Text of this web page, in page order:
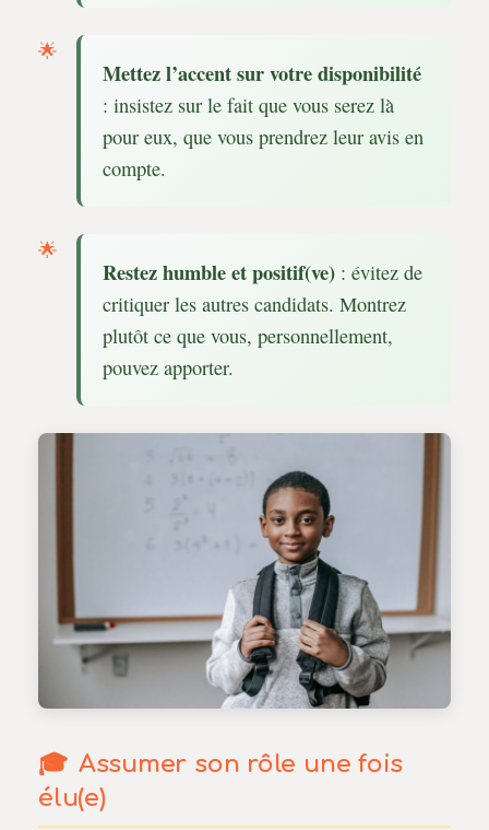
Mettez l’accent sur votre disponibilité
: insistez sur le fait que vous serez là
pour eux, que vous prendrez leur avis en
compte.
Restez humble et positif(ve) : évitez de
critiquer les autres candidats. Montrez
plutôt ce que vous, personnellement,
pouvez apporter.
Assumer son rôle une fois
élu(e)